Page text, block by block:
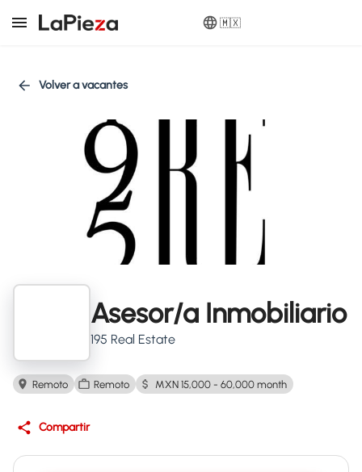
🇲🇽
Volver a vacantes
Asesor/a Inmobiliario
195 Real Estate
Remoto Remoto MXN 15,000 - 60,000 month
Compartir